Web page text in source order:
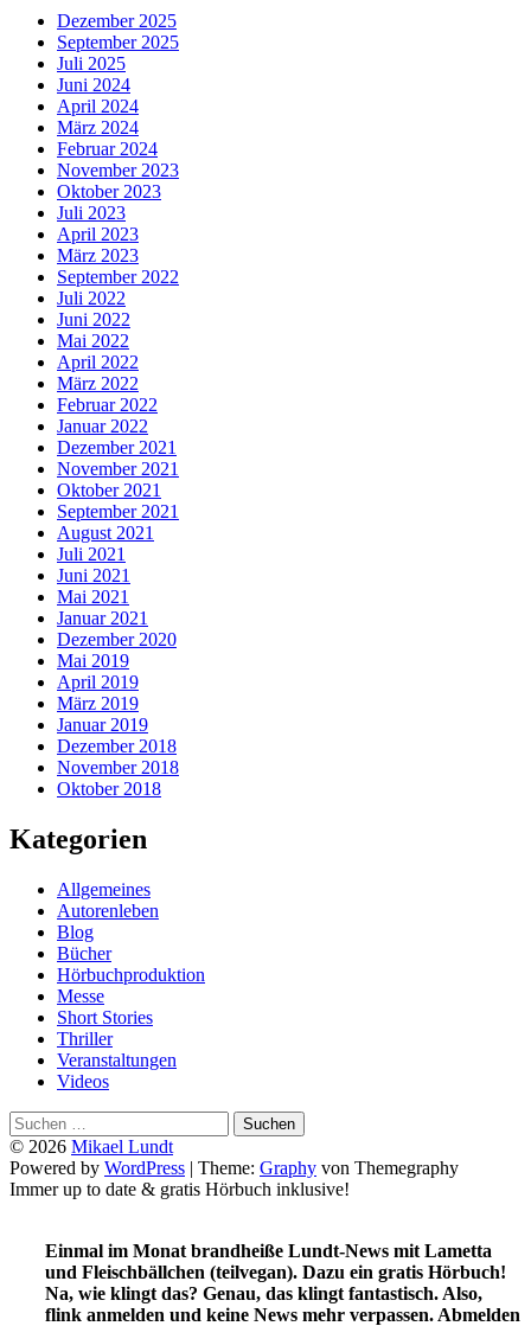
Dezember 2025
September 2025
Juli 2025
Juni 2024
April 2024
März 2024
Februar 2024
November 2023
Oktober 2023
Juli 2023
April 2023
März 2023
September 2022
Juli 2022
Juni 2022
Mai 2022
April 2022
März 2022
Februar 2022
Januar 2022
Dezember 2021
November 2021
Oktober 2021
September 2021
August 2021
Juli 2021
Juni 2021
Mai 2021
Januar 2021
Dezember 2020
Mai 2019
April 2019
März 2019
Januar 2019
Dezember 2018
November 2018
Oktober 2018
Kategorien
Allgemeines
Autorenleben
Blog
Bücher
Hörbuchproduktion
Messe
Short Stories
Thriller
Veranstaltungen
Videos
Suchen
nach:
© 2026 Mikael Lundt
Powered by WordPress | Theme: Graphy von Themegraphy
Immer up to date & gratis Hörbuch inklusive!
Einmal im Monat brandheiße Lundt-News mit Lametta
und Fleischbällchen (teilvegan). Dazu ein gratis Hörbuch!
Na, wie klingt das? Genau, das klingt fantastisch. Also,
flink anmelden und keine News mehr verpassen. Abmelden